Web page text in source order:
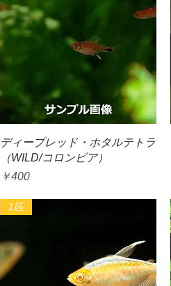
クイックビュー
ディープレッド・ホタルテトラ
（WILD/コロンビア）
価格
￥400
1匹